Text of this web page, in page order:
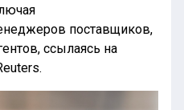
поставщиков,
ссылаясь на